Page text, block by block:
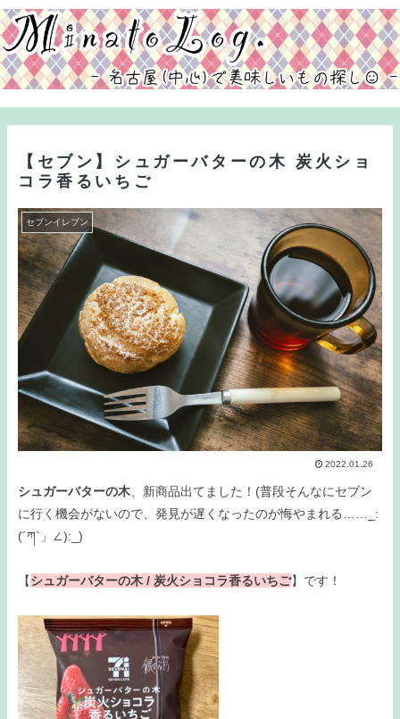
【セブン】シュガーバターの木 炭火ショ
コラ香るいちご
セブンイレブン
2022.01.26
シュガーバターの木 、新商品出てました！(普段そんなにセブン
に行く機会がないので、発見が遅くなったのが悔やまれる……_:
(´ཀ`」∠):_)
【シュガーバターの木 / 炭火ショコラ香るいちご】です！